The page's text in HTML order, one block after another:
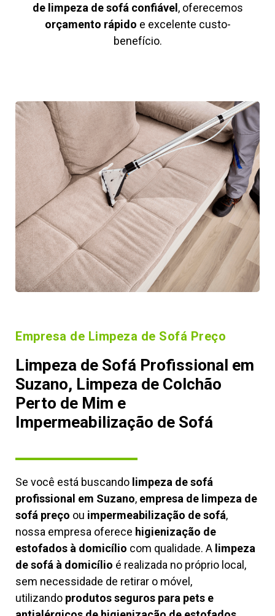
de limpeza de sofá confiável , oferecemos
orçamento rápido e excelente custo-
benefício.
Empresa de Limpeza de Sofá Preço
Limpeza de Sofá Profissional em
Suzano, Limpeza de Colchão
Perto de Mim e
Impermeabilização de Sofá
Se você está buscando limpeza de sofá
profissional em Suzano, empresa de limpeza de
sofá preço ou impermeabilização de sofá,
nossa empresa oferece higienização de
estofados à domicílio com qualidade. A limpeza
de sofá à domicílio é realizada no próprio local,
sem necessidade de retirar o móvel,
utilizando produtos seguros para pets e